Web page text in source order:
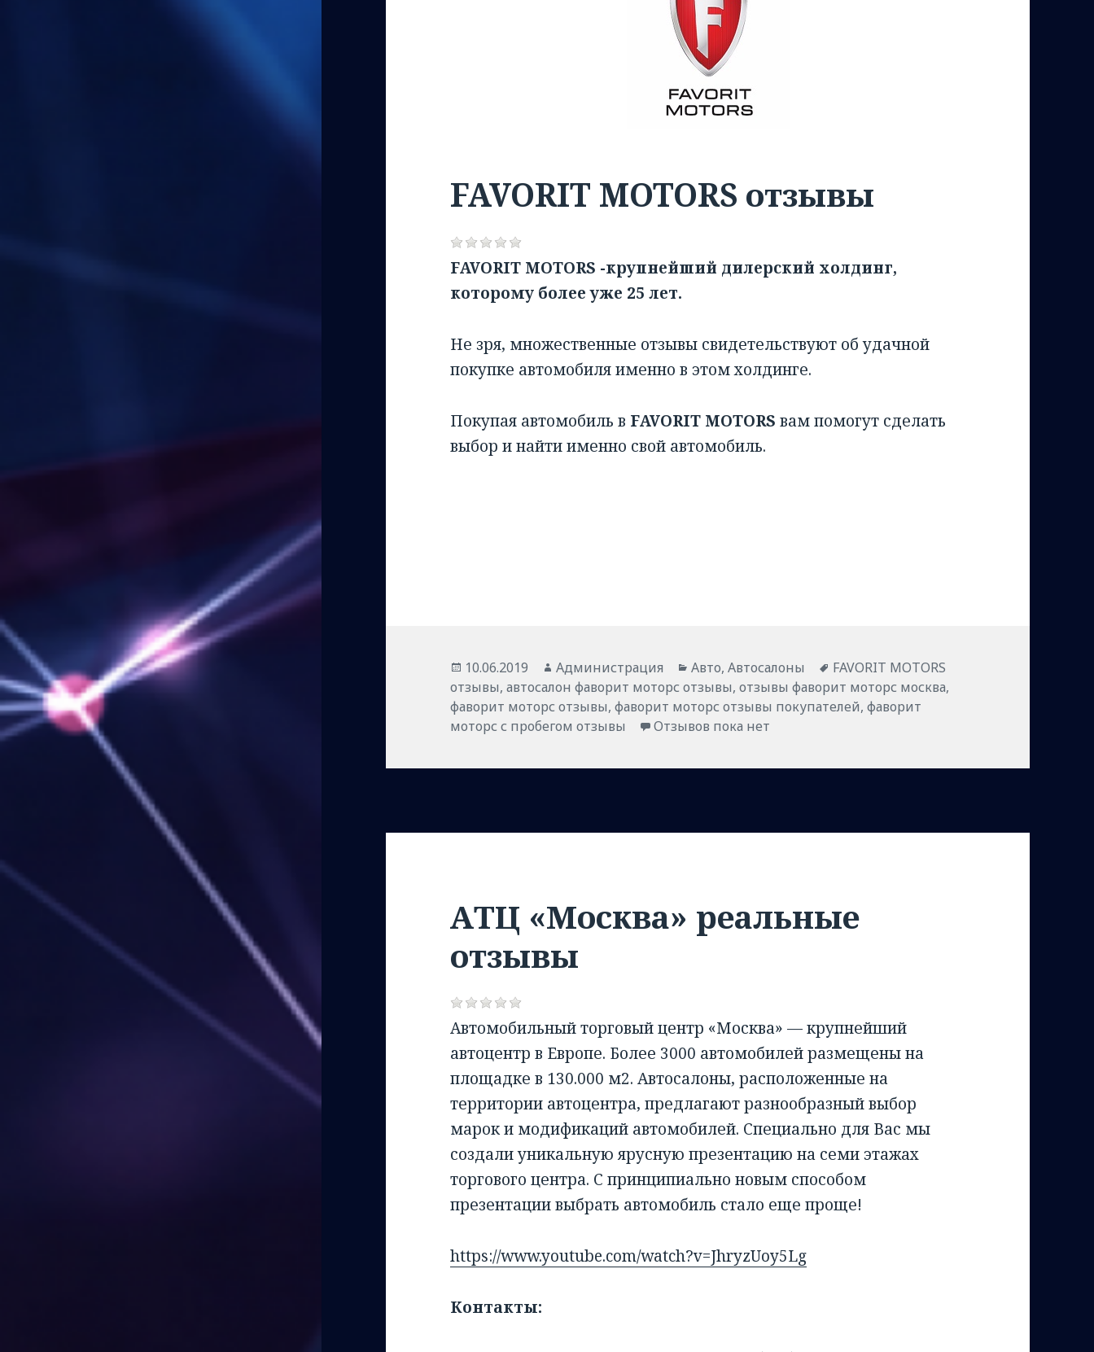
FAVORIT MOTORS отзывы
FAVORIT MOTORS -крупнейший дилерский холдинг,
которому более уже 25 лет.
Не зря, множественные отзывы свидетельствуют об удачной
покупке автомобиля именно в этом холдинге.
Покупая автомобиль в FAVORIT MOTORSвам помогут сделать
выбор и найти именно свой автомобиль.
Опубликовано
10.06.2019 Автор
Администрация Рубрики
Авто,Автосалоны Метки
FAVORIT MOTORS
отзывы,автосалон фаворит моторс отзывы,отзывы фаворит моторс москва,
фаворит моторс отзывы,фаворит моторс отзывы покупателей,фаворит
моторс с пробегом отзывы
Отзывов пока нет
АТЦ «Москва» реальные
отзывы
Автомобильный торговый центр «Москва» — крупнейший
автоцентр в Европе. Более 3000 автомобилей размещены на
площадке в 130.000 м2. Автосалоны, расположенные на
территории автоцентра, предлагают разнообразный выбор
марок и модификаций автомобилей. Специально для Вас мы
создали уникальную ярусную презентацию на семи этажах
торгового центра. С принципиально новым способом
презентации выбрать автомобиль стало еще проще!
https://www.youtube.com/watch?v=JhryzUoy5Lg
Контакты: